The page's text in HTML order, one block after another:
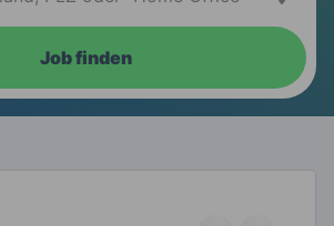
Job finden